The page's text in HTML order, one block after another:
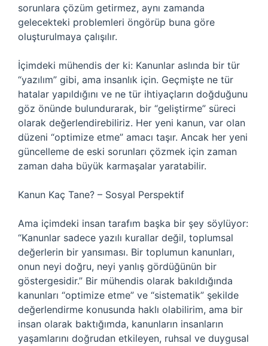
sorunlara çözüm getirmez, aynı zamanda
gelecekteki problemleri öngörüp buna göre
oluşturulmaya çalışılır.
İçimdeki mühendis der ki: Kanunlar aslında bir tür
“yazılım” gibi, ama insanlık için. Geçmişte ne tür
hatalar yapıldığını ve ne tür ihtiyaçların doğduğunu
göz önünde bulundurarak, bir “geliştirme” süreci
olarak değerlendirebiliriz. Her yeni kanun, var olan
düzeni “optimize etme” amacı taşır. Ancak her yeni
güncelleme de eski sorunları çözmek için zaman
zaman daha büyük karmaşalar yaratabilir.
Kanun Kaç Tane? – Sosyal Perspektif
Ama içimdeki insan tarafım başka bir şey söylüyor:
“Kanunlar sadece yazılı kurallar değil, toplumsal
değerlerin bir yansıması. Bir toplumun kanunları,
onun neyi doğru, neyi yanlış gördüğünün bir
göstergesidir.” Bir mühendis olarak bakıldığında
kanunları “optimize etme” ve “sistematik” şekilde
değerlendirme konusunda haklı olabilirim, ama bir
insan olarak baktığımda, kanunların insanların
yaşamlarını doğrudan etkileyen, ruhsal ve duygusal